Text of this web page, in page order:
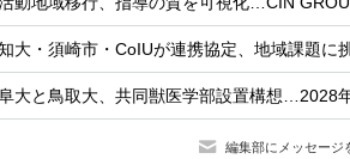
編集部にメッセージ